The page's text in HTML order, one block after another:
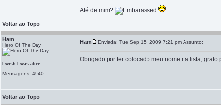
Até de mim?
Voltar ao Topo
Ham
Hero Of The Day
I wish I was alive.
Mensagens: 4940
Ham Enviada: Tue Sep 15, 2009 7:21 pm Assunto:
Obrigado por ter colocado meu nome na lista, grato
Voltar ao Topo